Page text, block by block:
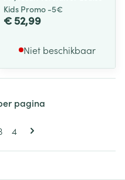
Kids Promo -5€
€ 52,99
Niet beschikbaar
pagina
Pagina
4
pagina